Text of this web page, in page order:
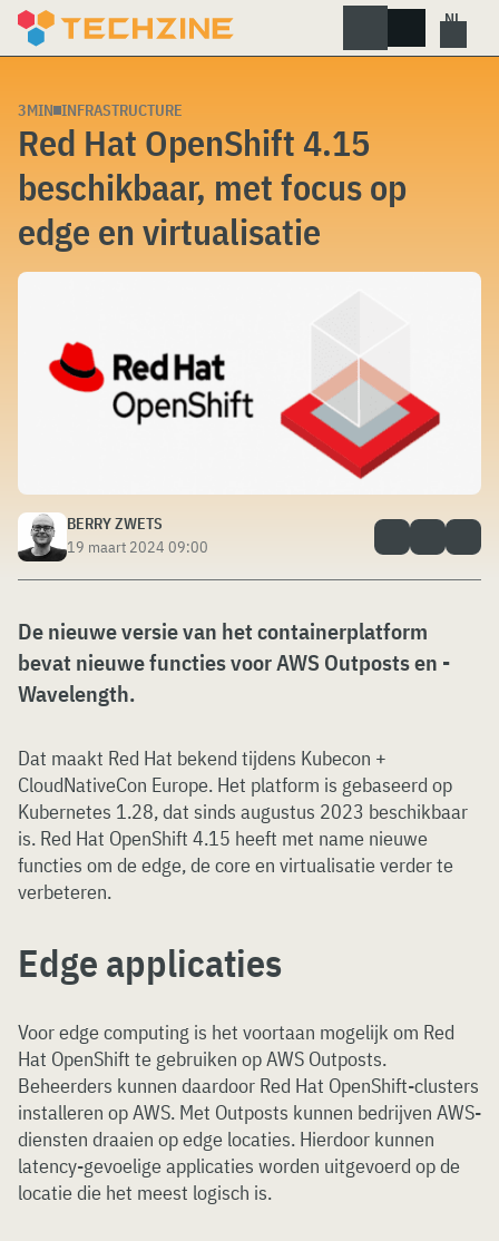
Skip
3MIN INFRASTRUCTURE
Red Hat OpenShift 4.15
beschikbaar, met focus op
edge en virtualisatie
BERRY ZWETS
19 maart 2024 09:00
De nieuwe versie van het containerplatform
bevat nieuwe functies voor AWS Outposts en -
Wavelength.
Dat maakt Red Hat bekend tijdens Kubecon +
CloudNativeCon Europe. Het platform is gebaseerd op
Kubernetes 1.28, dat sinds augustus 2023 beschikbaar
is. Red Hat OpenShift 4.15 heeft met name nieuwe
functies om de edge, de core en virtualisatie verder te
verbeteren.
Edge applicaties
Voor edge computing is het voortaan mogelijk om Red
Hat OpenShift te gebruiken op AWS Outposts.
Beheerders kunnen daardoor Red Hat OpenShift-clusters
installeren op AWS. Met Outposts kunnen bedrijven AWS-
diensten draaien op edge locaties. Hierdoor kunnen
latency-gevoelige applicaties worden uitgevoerd op de
locatie die het meest logisch is.